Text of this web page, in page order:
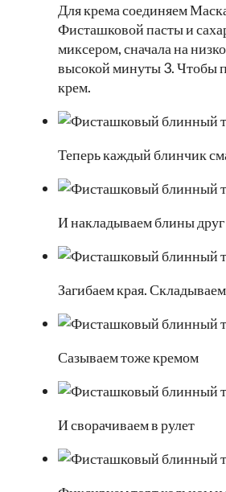
Для крема соединяем
Фисташковой пасты и
миксером, сначала на
высокой минуты 3. Чтобы
крем.
Теперь каждый блинчик
И накладываем блины друг
Загибаем края.
Сазываем тоже кремом
И сворачиваем в рулет